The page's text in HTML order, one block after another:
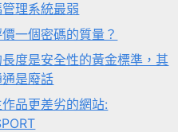
理系統最弱
一個密碼的質量？
度是安全性的黃金標準，其
是廢話
品更差劣的網站: